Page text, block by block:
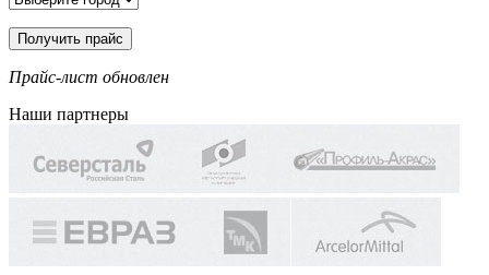
Прайс-лист обновлен
Наши партнеры